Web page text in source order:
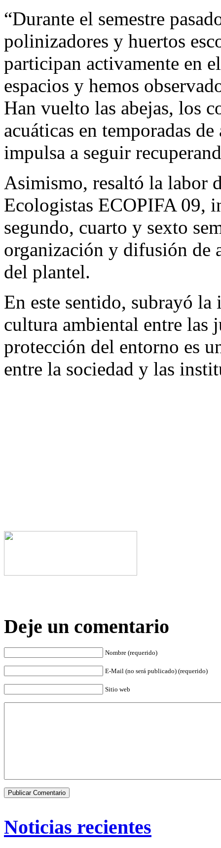
“Durante el semestre
polinizadores y huertos
participan activamente en
espacios y hemos
Han vuelto las abejas, los
acuáticas en temporadas
impulsa a seguir
Asimismo, resaltó la labor
Ecologistas ECOPIFA 09,
segundo, cuarto y sexto
organización y difusión de
del plantel.
En este sentido, subrayó
cultura ambiental entre las
protección del entorno es
entre la sociedad y las
Deje un comentario
Nombre (requerido)
E-Mail (no será publicado) (requerido)
Sitio web
Noticias recientes